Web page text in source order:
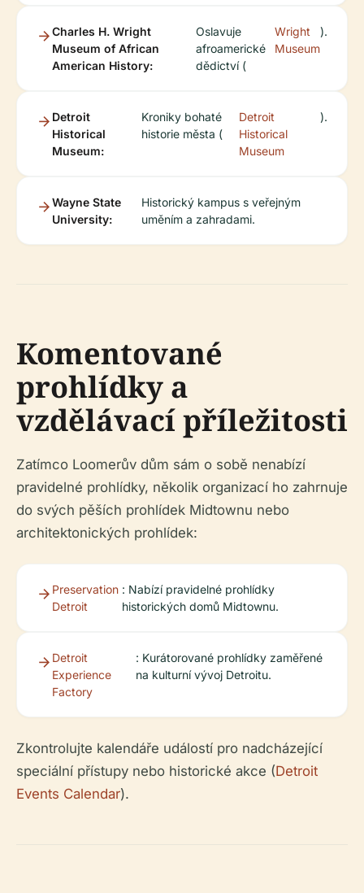
Charles H. Wright
Museum of African
American History:
Oslavuje
afroamerické
dědictví (
Wright
Museum
).
Detroit
Historical
Museum:
Kroniky bohaté
historie města (
Detroit
Historical
Museum
).
Wayne State
University:
Historický kampus s veřejným
uměním a zahradami.
Komentované
prohlídky a
vzdělávací příležitosti
Zatímco Loomerův dům sám o sobě nenabízí
pravidelné prohlídky, několik organizací ho zahrnuje
do svých pěších prohlídek Midtownu nebo
architektonických prohlídek:
Preservation
Detroit
: Nabízí pravidelné prohlídky
historických domů Midtownu.
Detroit
Experience
Factory
: Kurátorované prohlídky zaměřené
na kulturní vývoj Detroitu.
Zkontrolujte kalendáře událostí pro nadcházející
speciální přístupy nebo historické akce (Detroit
Events Calendar).